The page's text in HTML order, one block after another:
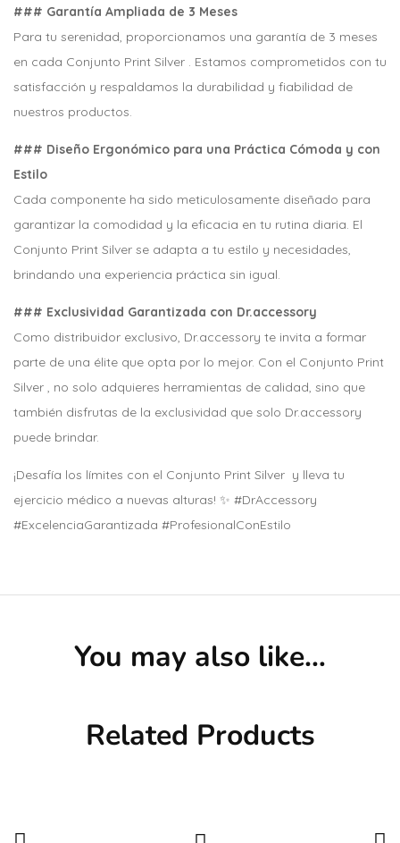
### Garantía Ampliada de 3 Meses
Para tu serenidad, proporcionamos una garantía de 3 meses
en cada Conjunto Print Silver . Estamos comprometidos con tu
satisfacción y respaldamos la durabilidad y fiabilidad de
nuestros productos.
### Diseño Ergonómico para una Práctica Cómoda y con
Estilo
Cada componente ha sido meticulosamente diseñado para
garantizar la comodidad y la eficacia en tu rutina diaria. El
Conjunto Print Silver se adapta a tu estilo y necesidades,
brindando una experiencia práctica sin igual.
### Exclusividad Garantizada con Dr.accessory
Como distribuidor exclusivo, Dr.accessory te invita a formar
parte de una élite que opta por lo mejor. Con el Conjunto Print
Silver , no solo adquieres herramientas de calidad, sino que
también disfrutas de la exclusividad que solo Dr.accessory
puede brindar.
¡Desafía los límites con el Conjunto Print Silver y lleva tu
ejercicio médico a nuevas alturas! ✨ #DrAccessory
#ExcelenciaGarantizada #ProfesionalConEstilo
You may also like…
Related Products